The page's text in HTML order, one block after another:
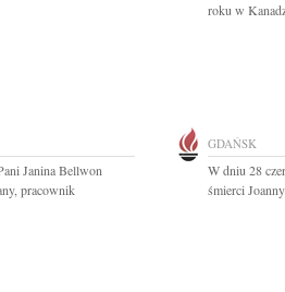
roku w
Janina Bellwon
pracownik
GDAŃSK
W dniu 28
śmierci